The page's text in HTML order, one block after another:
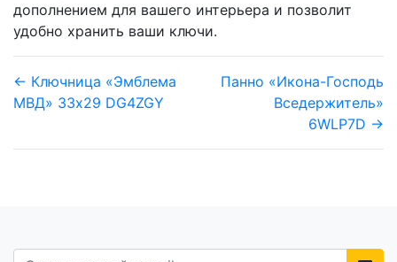
дополнением для вашего интерьера и позволит
удобно хранить ваши ключи.
← Ключница «Эмблема
МВД» 33х29 DG4ZGY
Панно «Икона-Господь
Вседержитель»
6WLP7D →